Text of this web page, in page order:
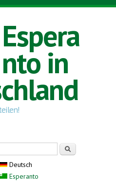
Espera
nto in
Deutsch
Esperanto